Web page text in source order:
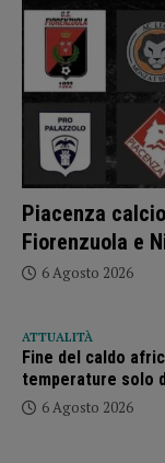
Piacenza
Fiorenzuola e
6 Agosto 2026
ATTUALITÀ
Fine del caldo
temperature solo
6 Agosto 2026